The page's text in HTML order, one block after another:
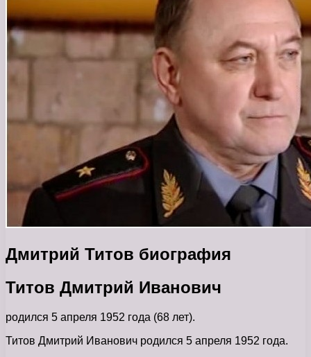
Дмитрий Титов биография
Титов Дмитрий Иванович
родился 5 апреля 1952 года (68 лет).
Титов Дмитрий Иванович родился 5 апреля 1952 года.